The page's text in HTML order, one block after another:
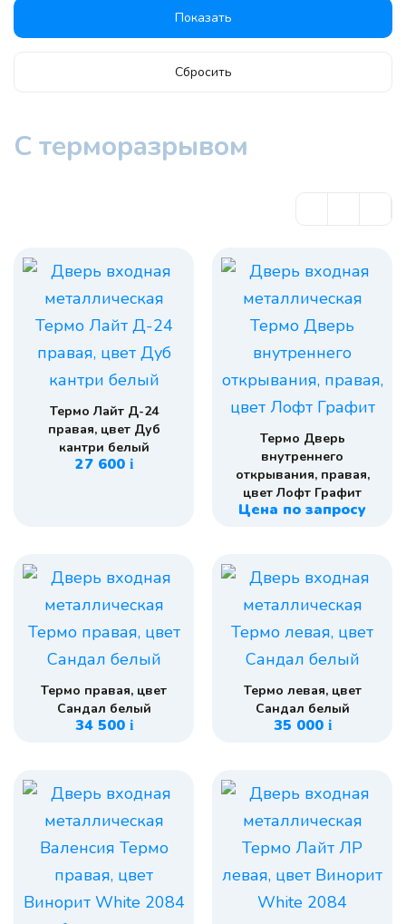
Сбросить
С терморазрывом
Термо Лайт Д-24
правая, цвет Дуб
кантри белый
27 600 i
Термо Дверь
внутреннего
открывания, правая,
цвет Лофт Графит
Цена по запросу
Термо правая, цвет
Сандал белый
34 500 i
Термо левая, цвет
Сандал белый
35 000 i